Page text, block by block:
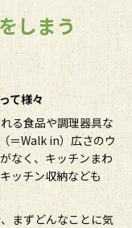
しまう
て様々
る食品や調理器具な
＝Walk in）広さのウ
なく、キッチンまわ
ッチン収納なども
まずどんなことに気